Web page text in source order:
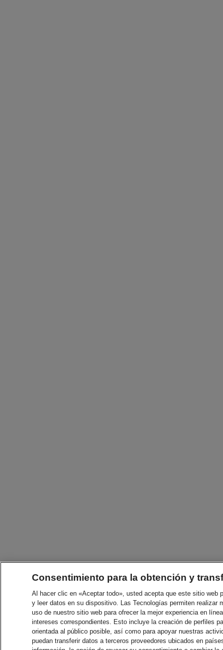
Consentimiento para la obtención y
Al hacer clic en «Aceptar todo», usted acepta que este sitio
y leer datos en su dispositivo. Las Tecnologías permiten
uso de nuestro sitio web para ofrecer la mejor experiencia en
intereses correspondientes. Esto incluye la creación de perfiles
orientada al público posible, así como para apoyar nuestras
puedan transferir datos a terceros proveedores ubicados en